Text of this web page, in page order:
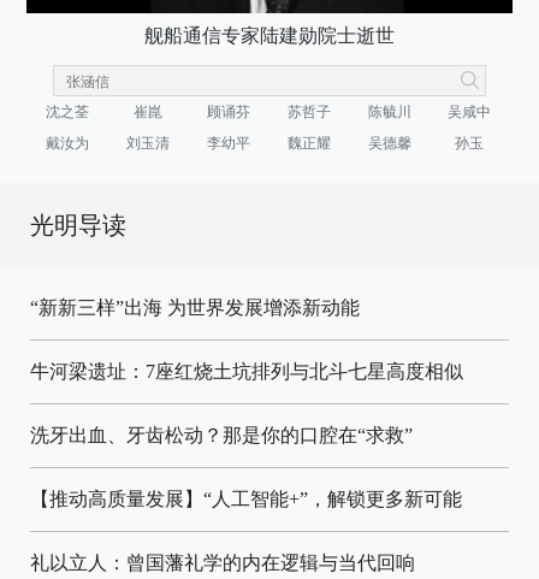
舰船通信专家陆建勋院士逝世
沈之荃 崔崑 顾诵芬 苏哲子 陈毓川
吴咸中
戴汝为
刘玉清 李幼平 魏正耀 吴德馨 孙玉
光明导读
“新新三样”出海 为世界发展增添新动能
牛河梁遗址：7座红烧土坑排列与北斗七星高度相似
洗牙出血、牙齿松动？那是你的口腔在“求救”
【推动高质量发展】“人工智能+”，解锁更多新可能
礼以立人：曾国藩礼学的内在逻辑与当代回响